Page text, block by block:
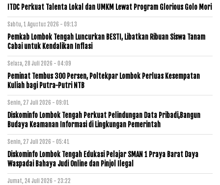
ITDC Perkuat Talenta Lokal dan UMKM Lewat Program Glorious Golo Mori
Sabtu, 1 Agustus 2026 - 09:13
Pemkab Lombok Tengah Luncurkan BESTI, Libatkan Ribuan Siswa Tanam
Cabai untuk Kendalikan Inflasi
Selasa, 28 Juli 2026 - 04:09
Peminat Tembus 300 Persen, Poltekpar Lombok Perluas Kesempatan
Kuliah bagi Putra-Putri NTB
Senin, 27 Juli 2026 - 09:01
Diskominfo Lombok Tengah Perkuat Pelindungan Data Pribadi,Bangun
Budaya Keamanan Informasi di Lingkungan Pemerintah
Senin, 27 Juli 2026 - 05:41
Diskominfo Lombok Tengah Edukasi Pelajar SMAN 1 Praya Barat Daya
Waspadai Bahaya Judi Online dan Pinjol Ilegal
Jumat, 24 Juli 2026 - 23:22